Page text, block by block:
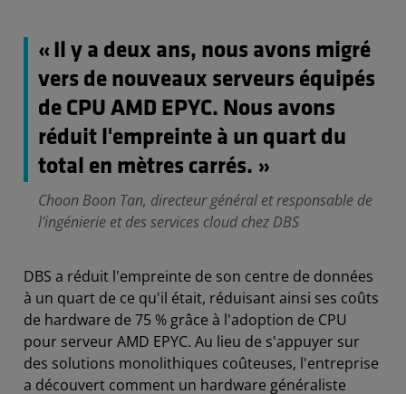
« Il y a deux ans, nous avons migré
vers de nouveaux serveurs équipés
de CPU AMD EPYC. Nous avons
réduit l'empreinte à un quart du
total en mètres carrés. »
Choon Boon Tan, directeur général et responsable de
l'ingénierie et des services cloud chez DBS
DBS a réduit l'empreinte de son centre de données
à un quart de ce qu'il était, réduisant ainsi ses coûts
de hardware de 75 % grâce à l'adoption de CPU
pour serveur AMD EPYC. Au lieu de s'appuyer sur
des solutions monolithiques coûteuses, l'entreprise
a découvert comment un hardware généraliste